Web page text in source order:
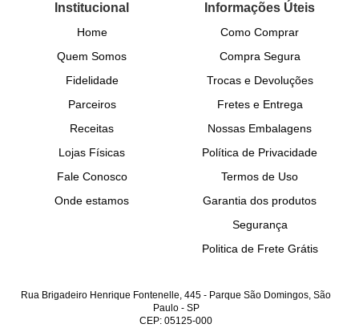
Institucional
Home
Quem Somos
Fidelidade
Parceiros
Receitas
Lojas Físicas
Fale Conosco
Onde estamos
Informações Úteis
Como Comprar
Compra Segura
Trocas e Devoluções
Fretes e Entrega
Nossas Embalagens
Política de Privacidade
Termos de Uso
Garantia dos produtos
Segurança
Politica de Frete Grátis
Rua Brigadeiro Henrique Fontenelle, 445 - Parque São Domingos, São
Paulo- SP
CEP: 05125-000